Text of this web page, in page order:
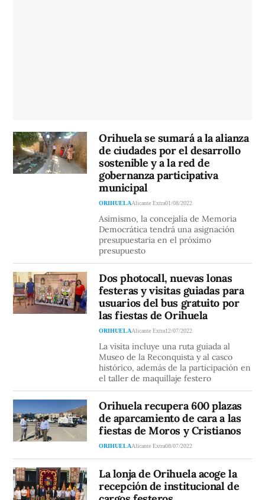
Orihuela se sumará a la alianza
de ciudades por el desarrollo
sostenible y a la red de
gobernanza participativa
municipal
ORIHUELAAlicante Extra01/08/2022
Asimismo, la concejalía de Memoria
Democrática tendrá una asignación
presupuestaria en el próximo
presupuesto
Dos photocall, nuevas lonas
festeras y visitas guiadas para
usuarios del bus gratuito por
las fiestas de Orihuela
ORIHUELAAlicante Extra12/07/2022
La visita incluye una ruta guiada al
Museo de la Reconquista y al casco
histórico, además de la participación en
el taller de maquillaje festero
Orihuela recupera 600 plazas
de aparcamiento de cara a las
fiestas de Moros y Cristianos
ORIHUELAAlicante Extra08/07/2022
La lonja de Orihuela acoge la
recepción de institucional de